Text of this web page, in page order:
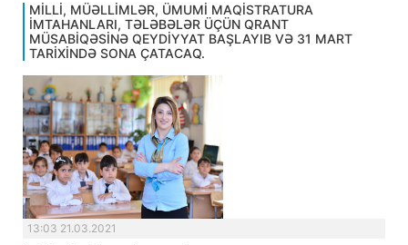
MİLLİ, MÜƏLLİMLƏR, ÜMUMİ MAQİSTRATURA
İMTAHANLARI, TƏLƏBƏLƏR ÜÇÜN QRANT
MÜSABİQƏSİNƏ QEYDİYYAT BAŞLAYIB VƏ 31 MART
TARİXİNDƏ SONA ÇATACAQ.
13:03 21.03.2021